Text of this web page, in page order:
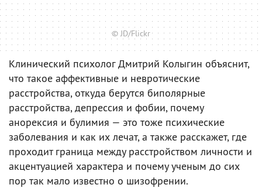
© JD/Flickr
Клинический психолог Дмитрий Колыгин объяснит,
что такое аффективные и невротические
расстройства, откуда берутся биполярные
расстройства, депрессия и фобии, почему
анорексия и булимия — это тоже психические
заболевания и как их лечат, а также расскажет, где
проходит граница между расстройством личности и
акцентуацией характера и почему ученым до сих
пор так мало известно о шизофрении.